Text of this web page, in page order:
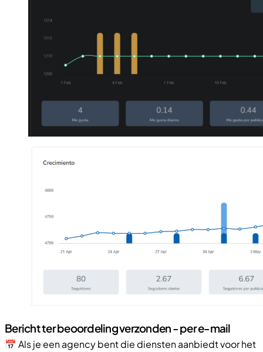
Bericht ter beoordeling verzonden - per e-mail
📅 Als je een agency bent die diensten aanbiedt voor het